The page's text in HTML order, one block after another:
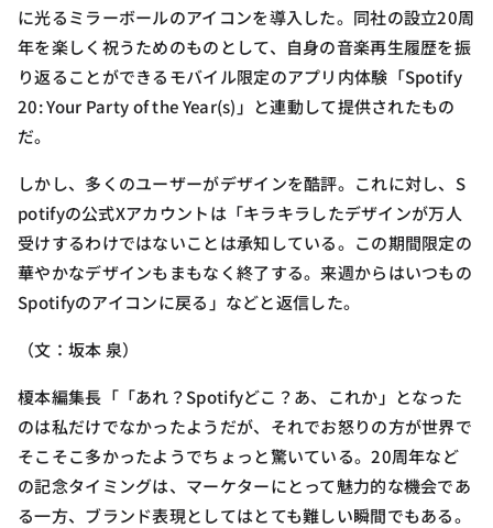
に光るミラーボールのアイコンを導入した。同社の設立20周
年を楽しく祝うためのものとして、自身の音楽再生履歴を振
り返ることができるモバイル限定のアプリ内体験「Spotify
20: Your Party of the Year(s)」と連動して提供されたもの
だ。
しかし、多くのユーザーがデザインを酷評。これに対し、S
potifyの公式Xアカウントは「キラキラしたデザインが万人
受けするわけではないことは承知している。この期間限定の
華やかなデザインもまもなく終了する。来週からはいつもの
Spotifyのアイコンに戻る」などと返信した。
（文：坂本 泉）
榎本編集長「「あれ？Spotifyどこ？あ、これか」となった
のは私だけでなかったようだが、それでお怒りの方が世界で
そこそこ多かったようでちょっと驚いている。20周年など
の記念タイミングは、マーケターにとって魅力的な機会であ
る一方、ブランド表現としてはとても難しい瞬間でもある。